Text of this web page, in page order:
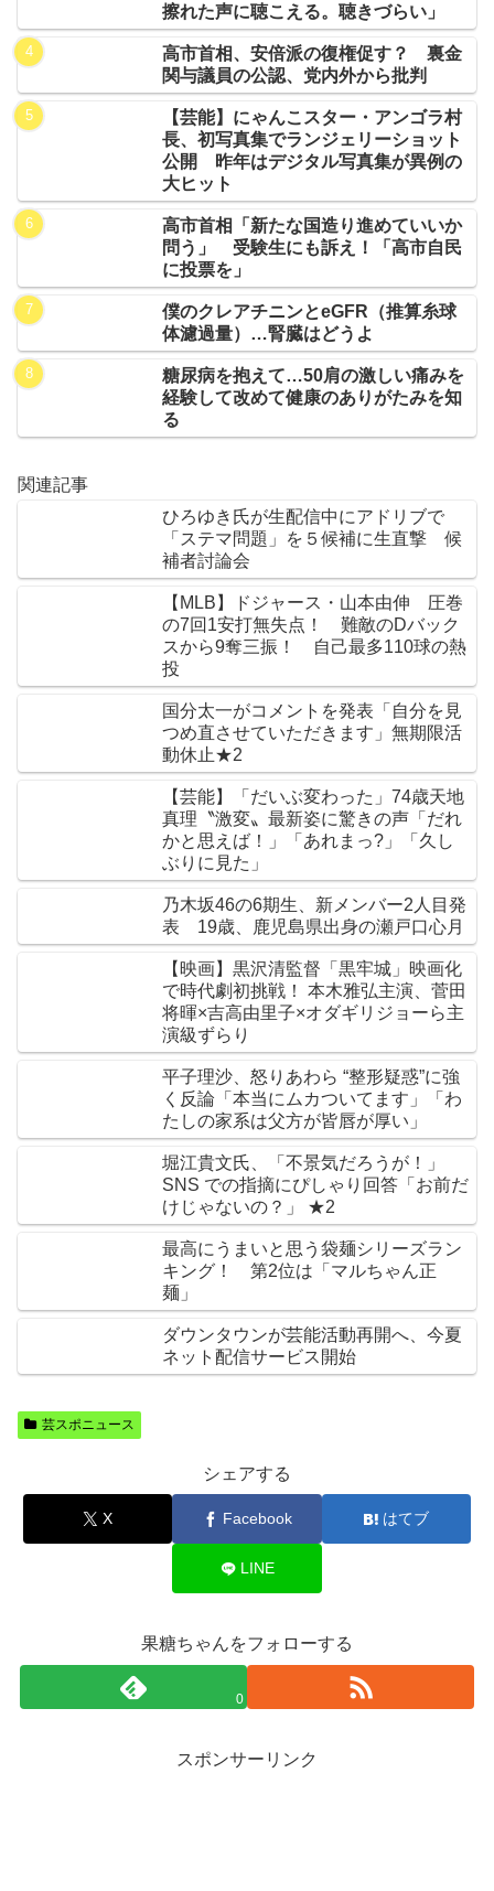
擦れた声に聴こえる。聴きづらい」
高市首相、安倍派の復権促す？ 裏金
関与議員の公認、党内外から批判
【芸能】にゃんこスター・アンゴラ村
長、初写真集でランジェリーショット
公開 昨年はデジタル写真集が異例の
大ヒット
高市首相「新たな国造り進めていいか
問う」 受験生にも訴え！「高市自民
に投票を」
僕のクレアチニンとeGFR（推算糸球
体濾過量）…腎臓はどうよ
糖尿病を抱えて…50肩の激しい痛みを
経験して改めて健康のありがたみを知
る
関連記事
ひろゆき氏が生配信中にアドリブで
「ステマ問題」を５候補に生直撃 候
補者討論会
【MLB】ドジャース・山本由伸 圧巻
の7回1安打無失点！ 難敵のDバック
スから9奪三振！ 自己最多110球の熱
投
国分太一がコメントを発表「自分を見
つめ直させていただきます」無期限活
動休止★2
【芸能】「だいぶ変わった」74歳天地
真理〝激変〟最新姿に驚きの声「だれ
かと思えば！」「あれまっ?」「久し
ぶりに見た」
乃木坂46の6期生、新メンバー2人目発
表 19歳、鹿児島県出身の瀬戸口心月
【映画】黒沢清監督「黒牢城」映画化
で時代劇初挑戦！ 本木雅弘主演、菅田
将暉×吉高由里子×オダギリジョーら主
演級ずらり
平子理沙、怒りあわら “整形疑惑”に強
く反論「本当にムカついてます」「わ
たしの家系は父方が皆唇が厚い」
堀江貴文氏、「不景気だろうが！」
SNS での指摘にぴしゃり回答「お前だ
けじゃないの？」 ★2
最高にうまいと思う袋麺シリーズラン
キング！ 第2位は「マルちゃん正
麺」
ダウンタウンが芸能活動再開へ、今夏
ネット配信サービス開始
芸スポニュース
シェアする
X Facebook はてブ
LINE
果糖ちゃんをフォローする
0
スポンサーリンク